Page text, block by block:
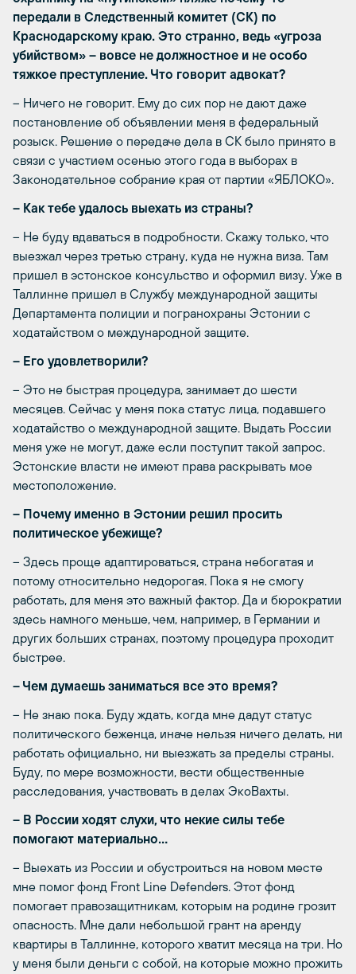
передали в Следственный комитет (СК) по
Краснодарскому краю. Это странно, ведь «угроза
убийством» – вовсе не должностное и не особо
тяжкое преступление. Что говорит адвокат?
– Ничего не говорит. Ему до сих пор не дают даже
постановление об объявлении меня в федеральный
розыск. Решение о передаче дела в СК было принято в
связи с участием осенью этого года в выборах в
Законодательное собрание края от партии «ЯБЛОКО».
– Как тебе удалось выехать из страны?
– Не буду вдаваться в подробности. Скажу только, что
выезжал через третью страну, куда не нужна виза. Там
пришел в эстонское консульство и оформил визу. Уже в
Таллинне пришел в Службу международной защиты
Департамента полиции и погранохраны Эстонии с
ходатайством о международной защите.
– Его удовлетворили?
– Это не быстрая процедура, занимает до шести
месяцев. Сейчас у меня пока статус лица, подавшего
ходатайство о международной защите. Выдать России
меня уже не могут, даже если поступит такой запрос.
Эстонские власти не имеют права раскрывать мое
местоположение.
– Почему именно в Эстонии решил просить
политическое убежище?
– Здесь проще адаптироваться, страна небогатая и
потому относительно недорогая. Пока я не смогу
работать, для меня это важный фактор. Да и бюрократии
здесь намного меньше, чем, например, в Германии и
других больших странах, поэтому процедура проходит
быстрее.
– Чем думаешь заниматься все это время?
– Не знаю пока. Буду ждать, когда мне дадут статус
политического беженца, иначе нельзя ничего делать, ни
работать официально, ни выезжать за пределы страны.
Буду, по мере возможности, вести общественные
расследования, участвовать в делах ЭкоВахты.
– В России ходят слухи, что некие силы тебе
помогают материально…
– Выехать из России и обустроиться на новом месте
мне помог фонд Front Line Defenders. Этот фонд
помогает правозащитникам, которым на родине грозит
опасность. Мне дали небольшой грант на аренду
квартиры в Таллинне, которого хватит месяца на три. Но
у меня были деньги с собой, на которые можно прожить